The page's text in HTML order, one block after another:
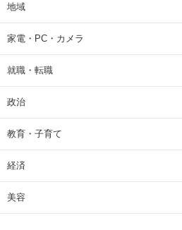
地域
家電・PC・カメラ
就職・転職
政治
教育・子育て
経済
美容